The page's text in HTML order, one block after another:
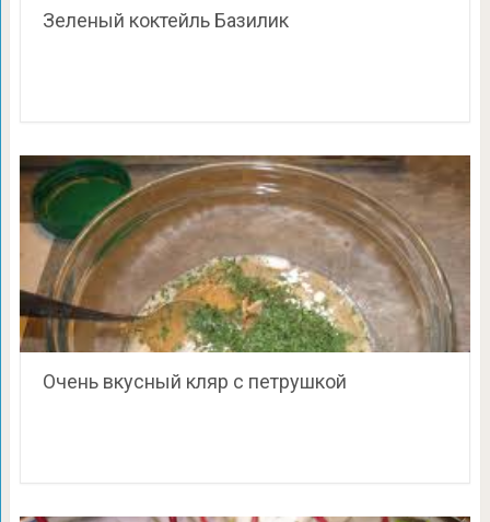
Зеленый коктейль Базилик
Очень вкусный кляр с петрушкой